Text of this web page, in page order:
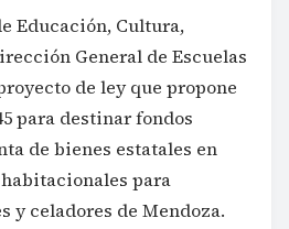
Educación, Cultura,
General de Escuelas
de ley que propone
para destinar fondos
de bienes estatales en
para
y celadores de Mendoza.